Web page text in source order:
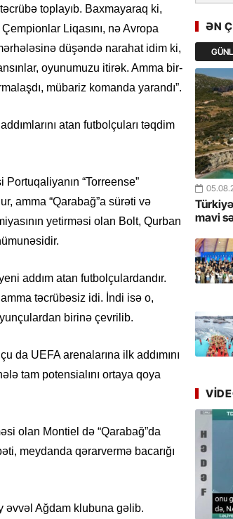
toplayıb. Baxmayaraq ki,
Liqasını, nə Avropa
düşəndə narahat idim ki,
oyunumuzu itirək. Amma bir-
mübariz komanda yarandı”.
atan futbolçuları təqdim
“Torreense”
amma “Qarabağ”a sürəti və
yetirməsi olan Bolt, Qurban
addım atan futbolçulardandır.
təcrübəsiz idi. İndi isə o,
birinə çevrilib.
da UEFA arenalarına ilk addımını
tam potensialını ortaya qoya
olan Montiel də “Qarabağ”da
meydanda qərarvermə bacarığı
əvvəl Ağdam klubuna gəlib.
Asiya
inkişaf
Awards
-
YAP
Günü
yer tutur
ƏN
mavi